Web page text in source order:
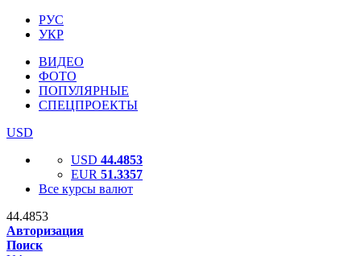
РУС
УКР
ВИДЕО
ФОТО
ПОПУЛЯРНЫЕ
СПЕЦПРОЕКТЫ
USD
USD 44.4853
EUR 51.3357
Все курсы валют
44.4853
Авторизация
Поиск